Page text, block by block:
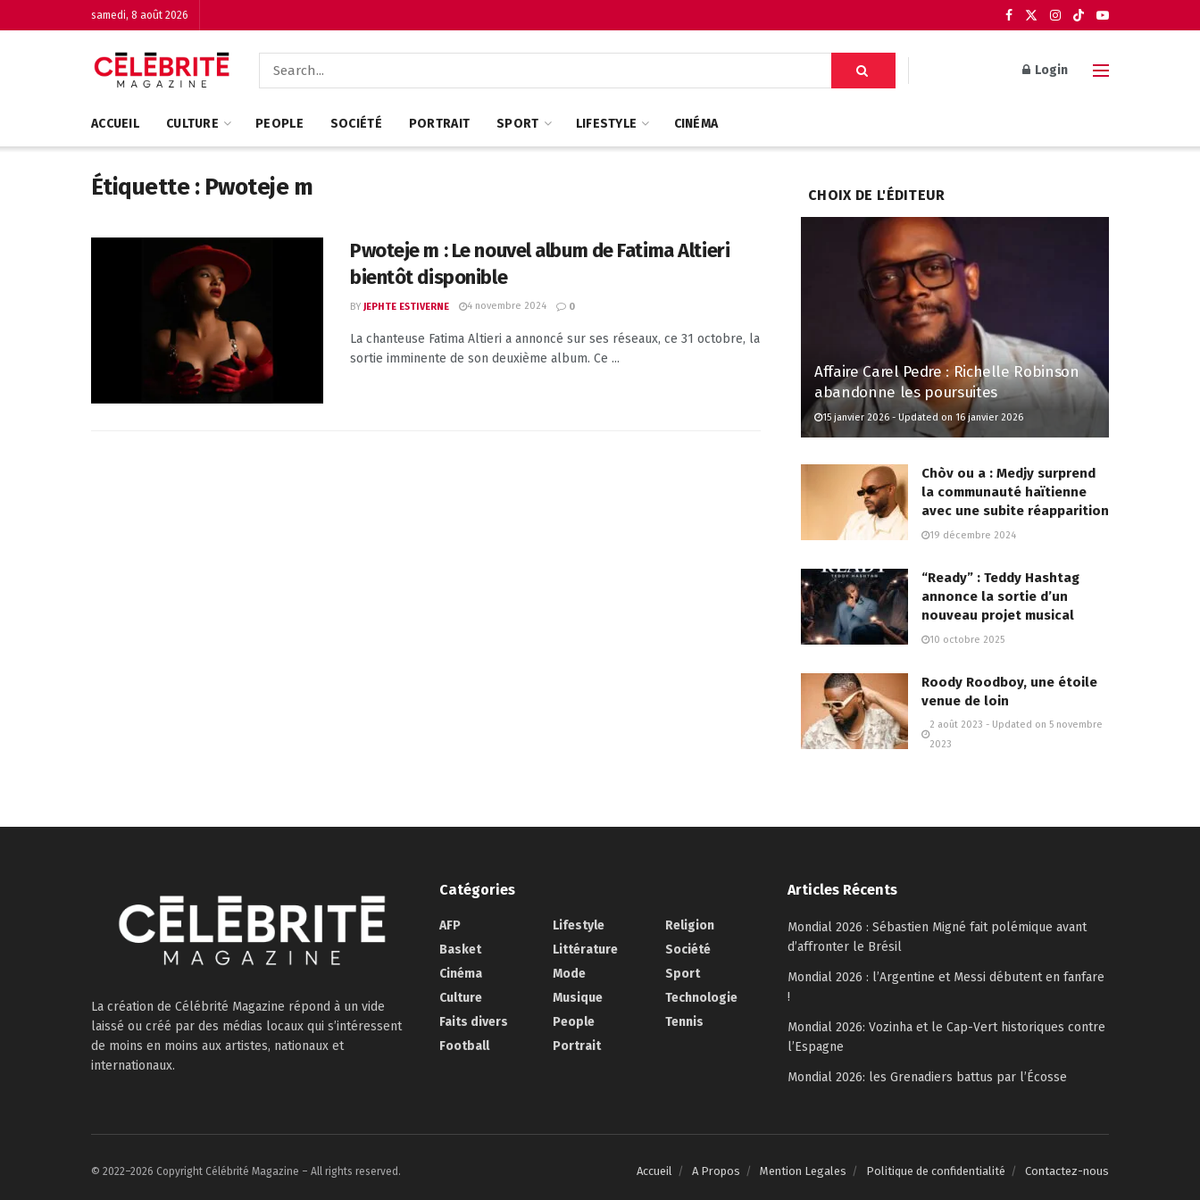
samedi, 8 août 2026
Login
ACCUEIL CULTURE PEOPLE SOCIÉTÉ PORTRAIT SPORT LIFESTYLE CINÉMA
Étiquette : Pwoteje m
Pwoteje m : Le nouvel album de Fatima Altieri
bientôt disponible
BY JEPHTE ESTIVERNE 4 novembre 2024 0
La chanteuse Fatima Altieri a annoncé sur ses réseaux, ce 31 octobre, la
sortie imminente de son deuxième album. Ce ...
CHOIX DE L'ÉDITEUR
Affaire Carel Pedre : Richelle Robinson
abandonne les poursuites
15 janvier 2026 - Updated on 16 janvier 2026
Chòv ou a : Medjy surprend
la communauté haïtienne
avec une subite réapparition
19 décembre 2024
“Ready” : Teddy Hashtag
annonce la sortie d’un
nouveau projet musical
10 octobre 2025
Roody Roodboy, une étoile
venue de loin
2 août 2023 - Updated on 5 novembre
2023
La création de Célébrité Magazine répond à un vide
laissé ou créé par des médias locaux qui s’intéressent
de moins en moins aux artistes, nationaux et
internationaux.
Catégories
AFP
Basket
Cinéma
Culture
Faits divers
Football
Lifestyle
Littérature
Mode
Musique
People
Portrait
Religion
Société
Sport
Technologie
Tennis
Articles Récents
Mondial 2026 : Sébastien Migné fait polémique avant
d’affronter le Brésil
Mondial 2026 : l’Argentine et Messi débutent en fanfare
!
Mondial 2026: Vozinha et le Cap-Vert historiques contre
l’Espagne
Mondial 2026: les Grenadiers battus par l’Écosse
Accueil A Propos Mention Legales Politique de confidentialité Contactez-nous
© 2022–2026 Copyright Célébrité Magazine – All rights reserved.